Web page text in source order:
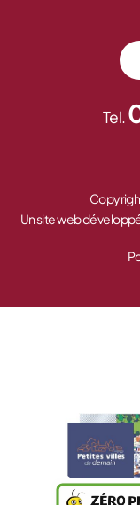
Tel.
Un site web